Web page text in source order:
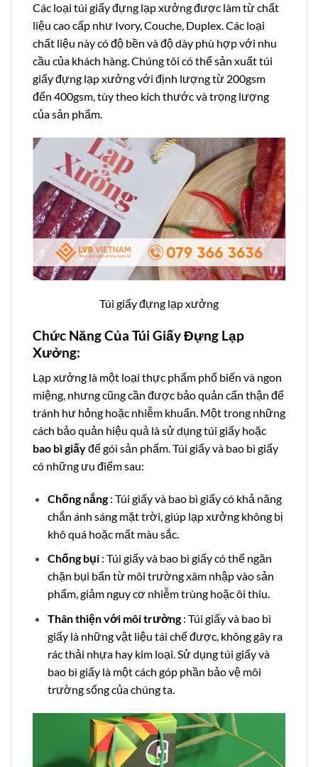
Các loại túi giấy đựng lạp xưởng được làm từ chất
liệu cao cấp như Ivory, Couche, Duplex. Các loại
chất liệu này có độ bền và độ dày phù hợp với nhu
cầu của khách hàng. Chúng tôi có thể sản xuất túi
giấy đựng lạp xưởng với định lượng từ 200gsm
đến 400gsm, tùy theo kích thước và trọng lượng
của sản phẩm.
Túi giấy đựng lạp xưởng
Chức Năng Của Túi Giấy Đựng Lạp
Xưởng:
Lạp xưởng là một loại thực phẩm phổ biến và ngon
miệng, nhưng cũng cần được bảo quản cẩn thận để
tránh hư hỏng hoặc nhiễm khuẩn. Một trong những
cách bảo quản hiệu quả là sử dụng túi giấy hoặc
bao bì giấyđể gói sản phẩm. Túi giấy và bao bì giấy
có những ưu điểm sau:
Chống nắng: Túi giấy và bao bì giấy có khả năng
chắn ánh sáng mặt trời, giúp lạp xưởng không bị
khô quá hoặc mất màu sắc.
Chống bụi : Túi giấy và bao bì giấy có thể ngăn
chặn bụi bẩn từ môi trường xâm nhập vào sản
phẩm, giảm nguy cơ nhiễm trùng hoặc ôi thiu.
Thân thiện với môi trường: Túi giấy và bao bì
giấy là những vật liệu tái chế được, không gây ra
rác thải nhựa hay kim loại. Sử dụng túi giấy và
bao bì giấy là một cách góp phần bảo vệ môi
trường sống của chúng ta.